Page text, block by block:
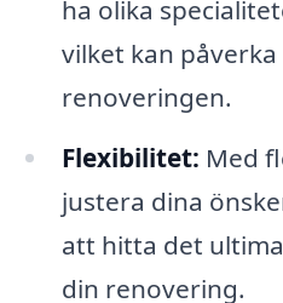
ha olika
vilket kan
renoveringen.
Flexibilitet: Med
justera dina
att hitta det
din renovering.